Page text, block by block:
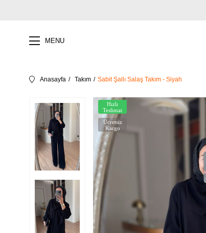
MENU
Anasayfa Takım Sabit Şallı Salaş Takım - Siyah
Ücretsiz
Kargo
Hızlı
Teslimat